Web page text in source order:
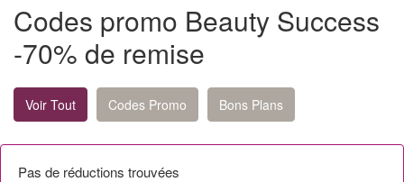
Codes promo Beauty Success
-70% de remise
Voir Tout Codes Promo Bons Plans
Pas de réductions trouvées